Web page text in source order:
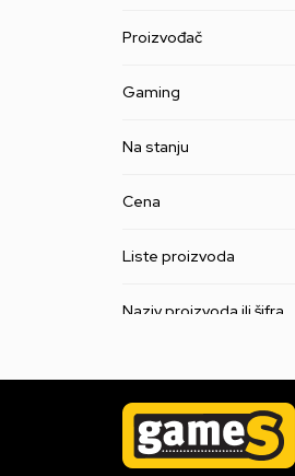
Proizvođač
Gaming
Na stanju
Cena
Liste proizvoda
Naziv proizvoda ili šifra